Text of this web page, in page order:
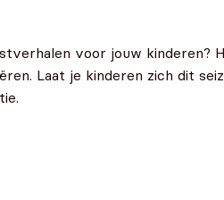
voor jouw kinderen?
Laat je kinderen zich dit